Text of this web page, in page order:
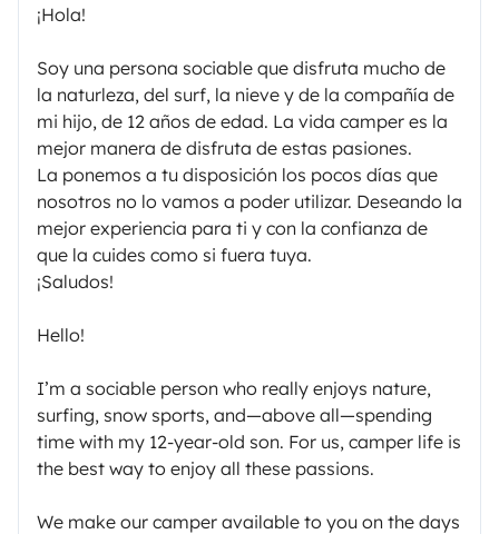
¡Hola!
Soy una persona sociable que disfruta mucho de
la naturleza, del surf, la nieve y de la compañía de
mi hijo, de 12 años de edad. La vida camper es la
mejor manera de disfruta de estas pasiones.
La ponemos a tu disposición los pocos días que
nosotros no lo vamos a poder utilizar. Deseando la
mejor experiencia para ti y con la confianza de
que la cuides como si fuera tuya.
¡Saludos!
Hello!
I’m a sociable person who really enjoys nature,
surfing, snow sports, and—above all—spending
time with my 12-year-old son. For us, camper life is
the best way to enjoy all these passions.
We make our camper available to you on the days